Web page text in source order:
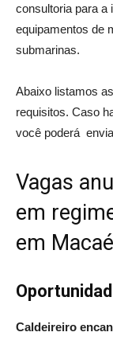
consultoria para a
equipamentos de
submarinas.
Abaixo listamos
requisitos. Caso
você poderá
Vagas
em
em Macaé
Caldeireiro